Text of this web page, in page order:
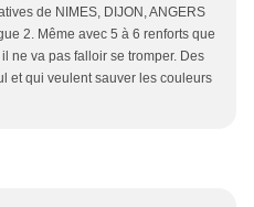
de NIMES, DIJON, ANGERS
2. Même avec 5 à 6 renforts que
ne va pas falloir se tromper. Des
et qui veulent sauver les couleurs